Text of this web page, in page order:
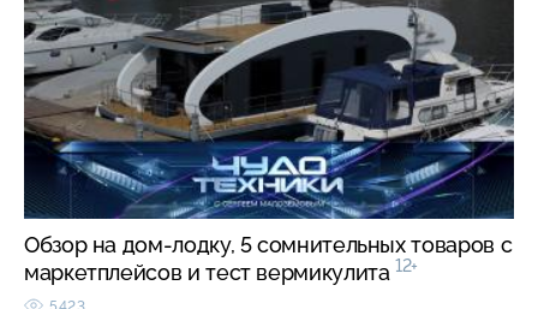
Обзор на дом-лодку, 5 сомнительных товаров с
маркетплейсов и тест вермикулита 12+